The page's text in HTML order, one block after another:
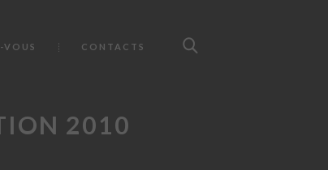
VOUS CONTACTS
2010